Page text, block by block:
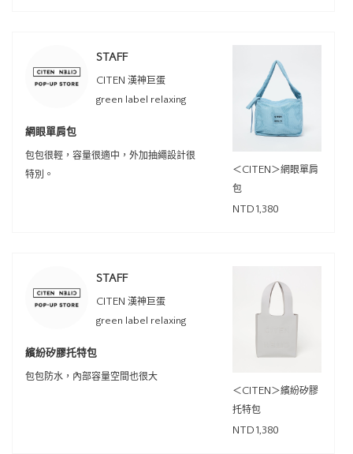
STAFF
CITEN 漢神巨蛋
green label relaxing
網眼單肩包
包包很輕，容量很適中，外加抽繩設計很
特別。
＜CITEN＞網眼單肩
包
NTD1,380
STAFF
CITEN 漢神巨蛋
green label relaxing
繽紛矽膠托特包
包包防水，內部容量空間也很大
＜CITEN＞繽紛矽膠
托特包
NTD1,380